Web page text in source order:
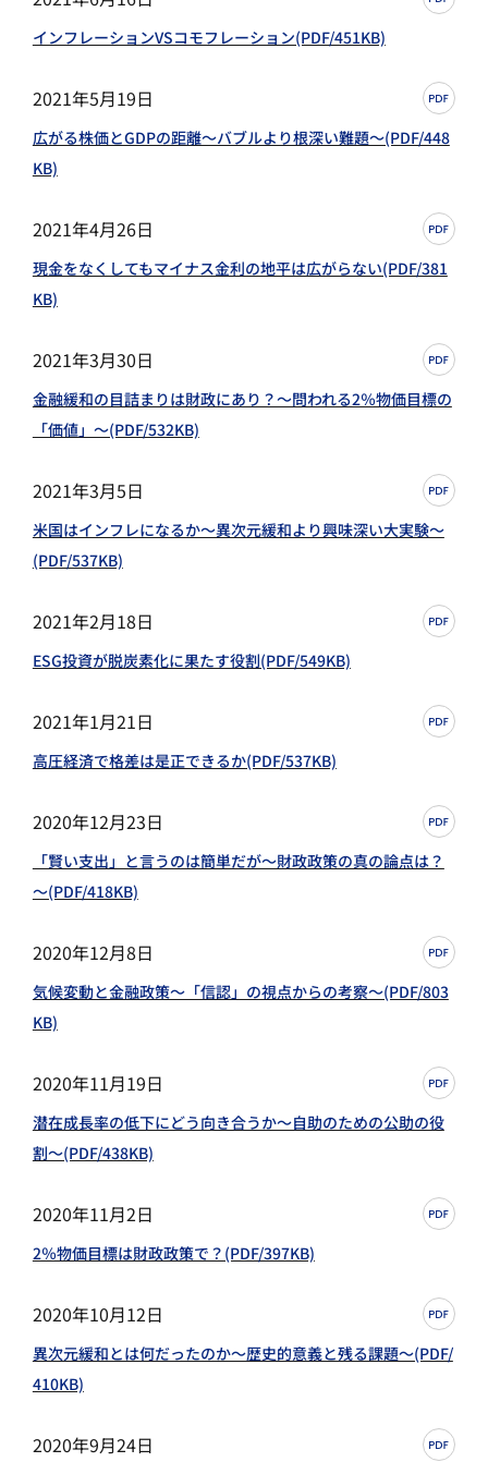
インフレーションVSコモフレーション(PDF/451KB)
2021年5月19日
広がる株価とGDPの距離～バブルより根深い難題～(PDF/448
KB)
2021年4月26日
現金をなくしてもマイナス金利の地平は広がらない(PDF/381
KB)
2021年3月30日
金融緩和の目詰まりは財政にあり？～問われる2％物価目標の
「価値」～(PDF/532KB)
2021年3月5日
米国はインフレになるか～異次元緩和より興味深い大実験～
(PDF/537KB)
2021年2月18日
ESG投資が脱炭素化に果たす役割(PDF/549KB)
2021年1月21日
高圧経済で格差は是正できるか(PDF/537KB)
2020年12月23日
「賢い支出」と言うのは簡単だが～財政政策の真の論点は？
～(PDF/418KB)
2020年12月8日
気候変動と金融政策～「信認」の視点からの考察～(PDF/803
KB)
2020年11月19日
潜在成長率の低下にどう向き合うか～自助のための公助の役
割～(PDF/438KB)
2020年11月2日
2％物価目標は財政政策で？(PDF/397KB)
2020年10月12日
異次元緩和とは何だったのか～歴史的意義と残る課題～(PDF/
410KB)
2020年9月24日